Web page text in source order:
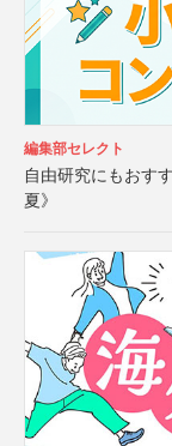
編集部セレクト
自由研究にもおす
夏》